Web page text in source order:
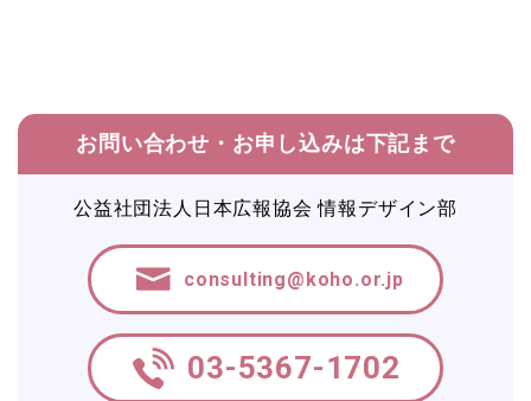
お問い合わせ・お申し込みは下記まで
公益社団法人日本広報協会 情報デザイン部
consulting@koho.or.jp
03-5367-1702